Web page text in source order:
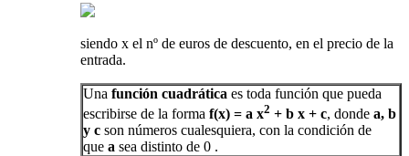
siendo x el nº de euros de descuento, en el precio de la
entrada.
Una función cuadrática es toda función que pueda
escribirse de la forma f(x) = a x2 + b x + c, donde a, b
y c son números cualesquiera, con la condición de
que a sea distinto de 0 .